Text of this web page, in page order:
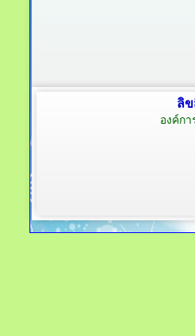
ลิ
องค์ก